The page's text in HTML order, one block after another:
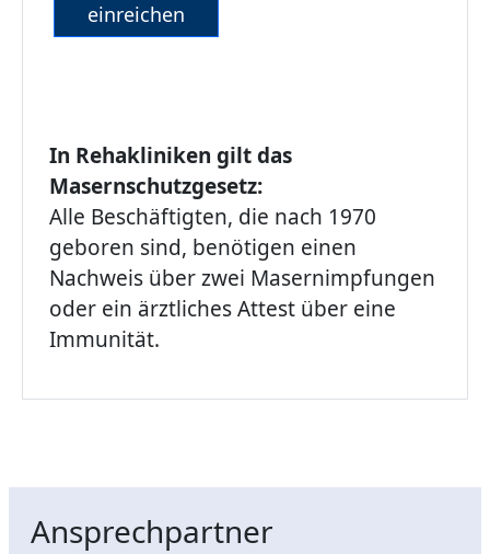
einreichen
In Rehakliniken gilt das
Masernschutzgesetz:
Alle Beschäftigten, die nach 1970
geboren sind, benötigen einen
Nachweis über zwei Masernimpfungen
oder ein ärztliches Attest über eine
Immunität.
Ansprechpartner